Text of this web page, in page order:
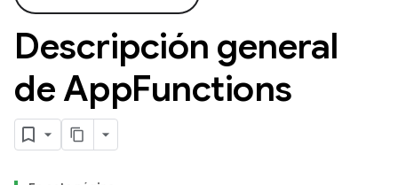
Descripción general
de AppFunctions